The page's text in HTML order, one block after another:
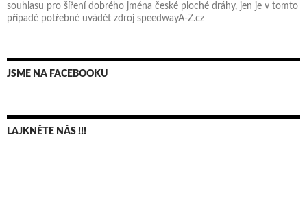
souhlasu pro šíření dobrého jména české ploché dráhy, jen je v tomto
případě potřebné uvádět zdroj speedwayA-Z.cz
JSME NA FACEBOOKU
LAJKNĚTE NÁS !!!